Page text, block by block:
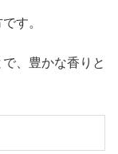
す。
、豊かな香りと